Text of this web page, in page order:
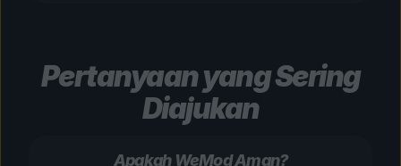
Pertanyaan yang Sering
Diajukan
Apakah WeMod Aman?